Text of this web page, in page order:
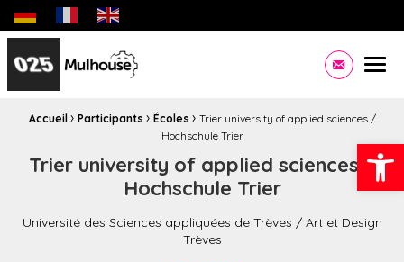
Ouvrir
Site officiel de la Ville de Mulhouse Infos pratiques,
Fil d'Ariane :
Accueil › Participants › Écoles › Trier university of applied sciences /
Hochschule Trier
Trier university of applied sciences /
Hochschule Trier
Université des Sciences appliquées de Trèves / Art et Design
Trèves